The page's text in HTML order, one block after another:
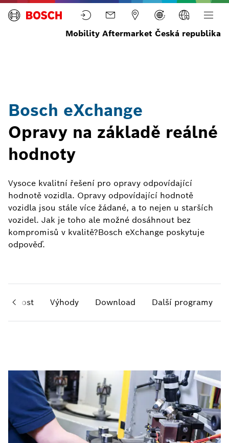
Mobility Aftermarket Česká republika
Bosch eXchange
Opravy na základě reálné
hodnoty
Vysoce kvalitní řešení pro opravy odpovídající
hodnotě vozidla. Opravy odpovídající hodnotě
vozidla jsou stále více žádané, a to nejen u starších
vozidel. Jak je toho ale možné dosáhnout bez
kompromisů v kvalitě?Bosch eXchange poskytuje
odpověď.
Výhody Download Další programy